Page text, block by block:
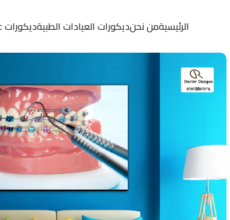
الرئيسيةمن نحنديكورات العيادات الطبيةديكورات